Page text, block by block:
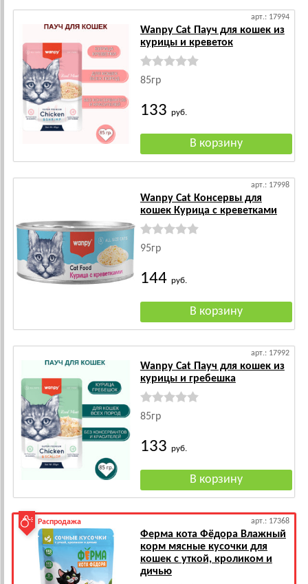
арт.: 17994
Wanpy Cat Пауч для кошек из
курицы и креветок
85гр
133 руб.
арт.: 17998
Wanpy Cat Консервы для
кошек Курица с креветками
95гр
144 руб.
арт.: 17992
Wanpy Cat Пауч для кошек из
курицы и гребешка
85гр
133 руб.
Распродажа арт.: 17368
Ферма кота Фёдора Влажный
корм мясные кусочки для
кошек с уткой, кроликом и
дичью